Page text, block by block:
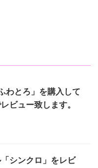
わとろ」を購入して
ビュー致します。
シンクロ」をレビ